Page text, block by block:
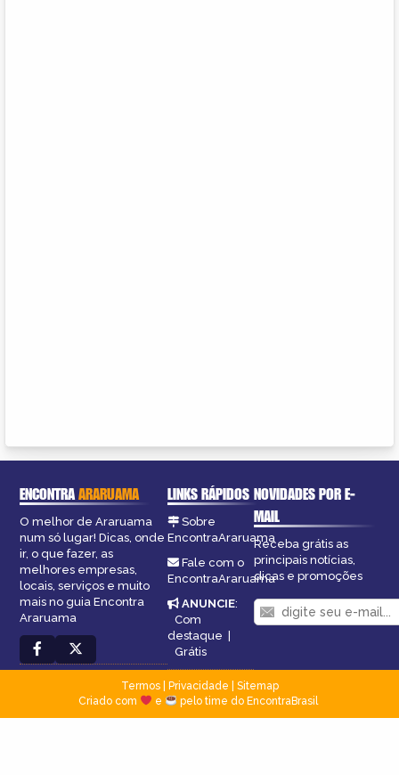
ENCONTRAARARUAMA
O melhor de Araruama
num só lugar! Dicas, onde
ir, o que fazer, as
melhores empresas,
locais, serviços e muito
mais no guia Encontra
Araruama
LINKS RÁPIDOS
Sobre
EncontraAraruama
Fale com o
EncontraAraruama
ANUNCIE:
Com
destaque
Grátis
NOVIDADES POR E-
MAIL
Receba grátis as
principais notícias,
dicas e promoções
Termos| Privacidade
Sitemap
Criado com
e pelo time do EncontraBrasil